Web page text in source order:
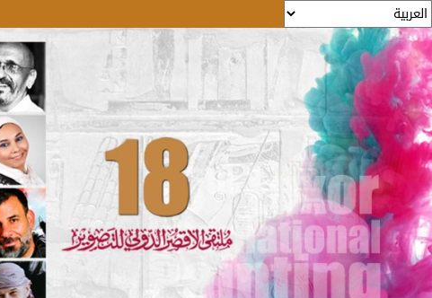
Skip to main content